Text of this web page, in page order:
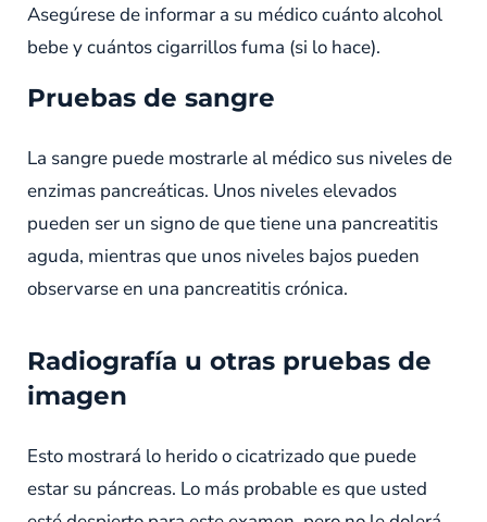
Asegúrese de informar a su médico cuánto alcohol
bebe y cuántos cigarrillos fuma (si lo hace).
Pruebas de sangre
La sangre puede mostrarle al médico sus niveles de
enzimas pancreáticas. Unos niveles elevados
pueden ser un signo de que tiene una pancreatitis
aguda, mientras que unos niveles bajos pueden
observarse en una pancreatitis crónica.
Radiografía u otras pruebas de
imagen
Esto mostrará lo herido o cicatrizado que puede
estar su páncreas. Lo más probable es que usted